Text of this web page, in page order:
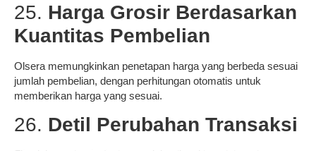
25. Harga Grosir Berdasarkan
Kuantitas Pembelian
Olsera memungkinkan penetapan harga yang berbeda sesuai
jumlah pembelian, dengan perhitungan otomatis untuk
memberikan harga yang sesuai.
26. Detil Perubahan Transaksi